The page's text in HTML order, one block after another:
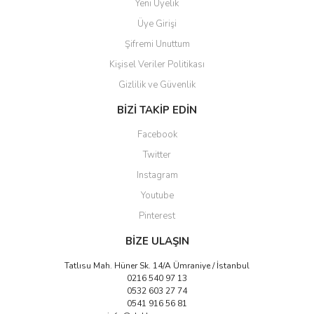
Gönder
Yeni Üyelik
Üye Girişi
Şifremi Unuttum
Kişisel Veriler Politikası
Gizlilik ve Güvenlik
BİZİ TAKİP EDİN
Facebook
Twitter
Instagram
Youtube
Pinterest
BİZE ULAŞIN
Tatlısu Mah. Hüner Sk. 14/A Ümraniye / İstanbul
0216 540 97 13
0532 603 27 74
0541 916 56 81